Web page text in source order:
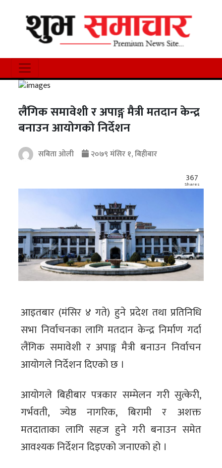
लैंगिक समावेशी र अपाङ्ग मैत्री मतदान केन्द्र
बनाउन आयोगको निर्देशन
सबिता ओली
२०७९ मंसिर १, बिहीबार
367
Shares
आइतबार (मंसिर ४ गते) हुने प्रदेश तथा प्रतिनिधि
सभा निर्वाचनका लागि मतदान केन्द्र निर्माण गर्दा
लैंगिक समावेशी र अपाङ्ग मैत्री बनाउन निर्वाचन
आयोगले निर्देशन दिएको छ ।
आयोगले बिहीबार पत्रकार सम्मेलन गरी सुत्केरी,
गर्भवती, ज्येष्ठ नागरिक, बिरामी र अशक्त
मतदाताका लागि सहज हुने गरी बनाउन समेत
आवश्यक निर्देशन दिइएको जनाएको हो ।